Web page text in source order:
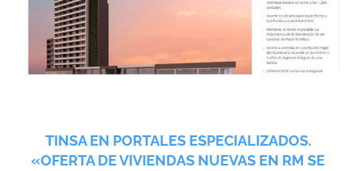
TINSA EN PORTALES ESPECIALIZADOS.
«OFERTA DE VIVIENDAS NUEVAS EN RM SE